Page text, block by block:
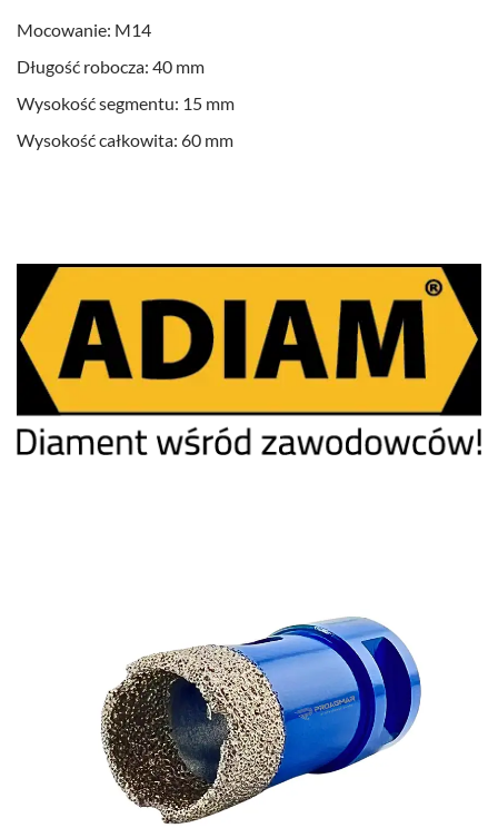
Mocowanie: M14
Długość robocza: 40 mm
Wysokość segmentu: 15 mm
Wysokość całkowita: 60 mm